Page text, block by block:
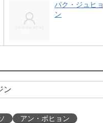
パク・ジュヒョ
ン
ン
アン・ボヒョン